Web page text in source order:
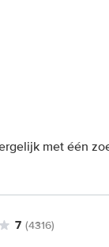
met één
7 (4316)